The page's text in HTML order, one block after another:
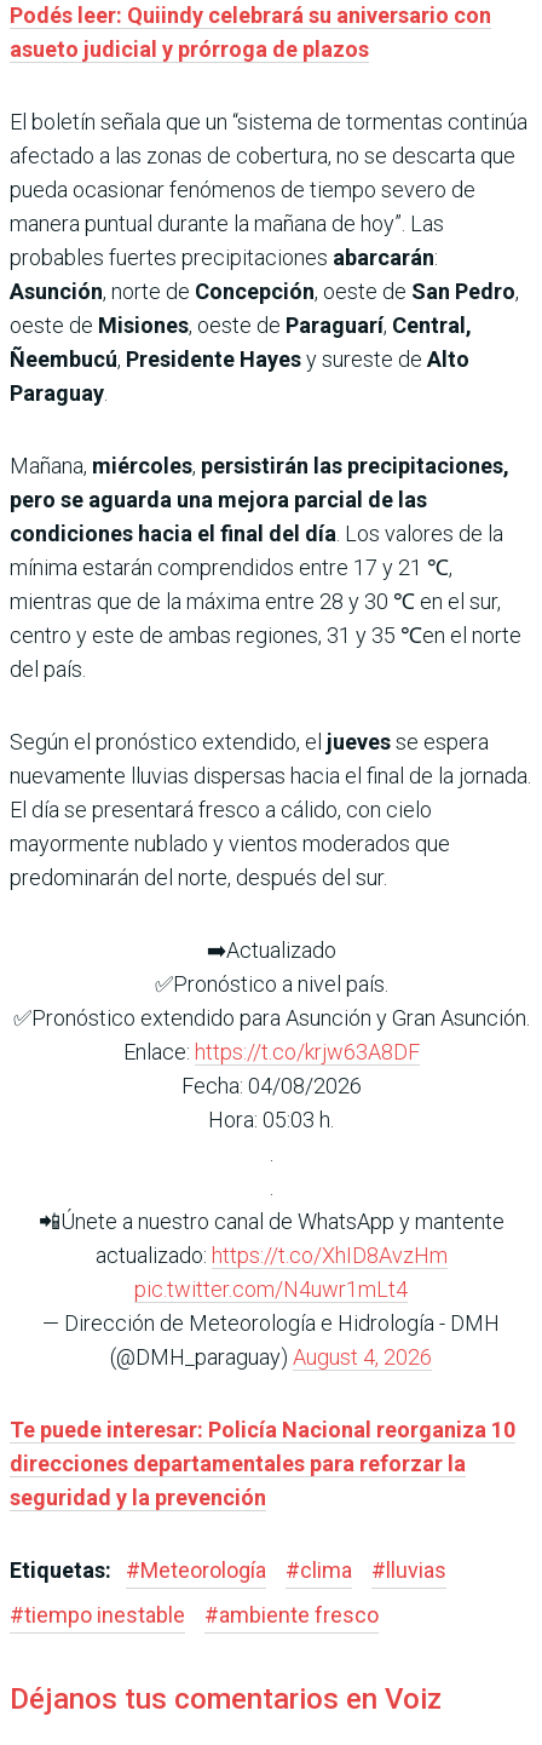
Podés leer: Quiindy celebrará su aniversario con
asueto judicial y prórroga de plazos
El boletín señala que un “sistema de tormentas continúa
afectado a las zonas de cobertura, no se descarta que
pueda ocasionar fenómenos de tiempo severo de
manera puntual durante la mañana de hoy”. Las
probables fuertes precipitaciones abarcarán:
Asunción, norte de Concepción, oeste de San Pedro,
oeste de Misiones, oeste de Paraguarí, Central,
Ñeembucú, Presidente Hayesy sureste de Alto
Paraguay
Mañana, miércoles, persistirán las precipitaciones,
pero se aguarda una mejora parcial de las
condiciones hacia el final del día . Los valores de la
mínima estarán comprendidos entre 17 y 21 ℃,
mientras que de la máxima entre 28 y 30 ℃ en el sur,
centro y este de ambas regiones, 31 y 35 ℃en el norte
del país.
Según el pronóstico extendido, el juevesse espera
nuevamente lluvias dispersas hacia el final de la jornada.
El día se presentará fresco a cálido, con cielo
mayormente nublado y vientos moderados que
predominarán del norte, después del sur.
➡️Actualizado
✅Pronóstico a nivel país.
✅Pronóstico extendido para Asunción y Gran Asunción.
Enlace: https://t.co/krjw63A8DF
Fecha: 04/08/2026
Hora: 05:03 h.
📲Únete a nuestro canal de WhatsApp y mantente
actualizado: https://t.co/XhID8AvzHm
pic.twitter.com/N4uwr1mLt4
— Dirección de Meteorología e Hidrología - DMH
(@DMH_paraguay) August 4, 2026
Te puede interesar: Policía Nacional reorganiza 10
direcciones departamentales para reforzar la
seguridad y la prevención
Etiquetas: #Meteorología #clima #lluvias
#tiempo inestable #ambiente fresco
Déjanos tus comentarios en Voiz